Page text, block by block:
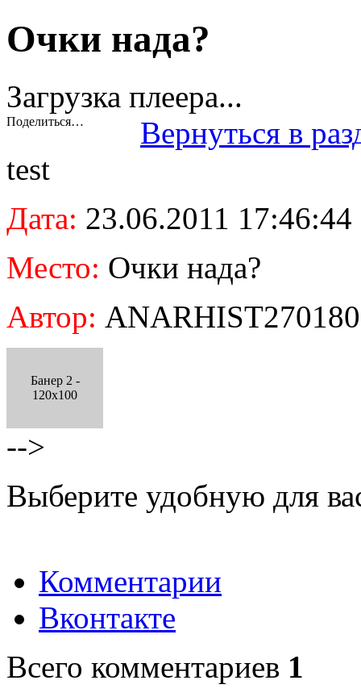
Очки нада?
Загрузка плеера...
Поделиться…
Вернуться в
test
Дата: 23.06.2011 17:46:44
Место: Очки нада?
Автор: ANARHIST270180
Банер 2 -
120x100
-->
Выберите удобную для
Комментарии
Вконтакте
Всего комментариев 1